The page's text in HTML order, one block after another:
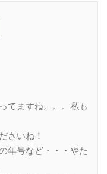
てますね。。。私も
さいね！
年号など・・・やた